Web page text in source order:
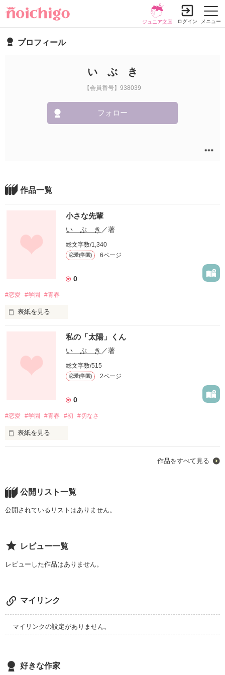
メニュー
ジュニア文庫 ログイン
プロフィール
い ぶ き
【会員番号】938039
フォロー
作品一覧
小さな先輩
い ぶ き ／著
総文字数/1,340
恋愛(学園) 6ページ
0
#恋愛 #学園 #青春
表紙を見る
かわ　ひろと）の学園ラブストーリー。
作品を読む
私の「太陽」くん
い ぶ き ／著
総文字数/515
恋愛(学園) 2ページ
0
#恋愛 #学園 #青春 #初 #切なさ
表紙を見る
作品をすべて見る
公開リスト一覧
公開されているリストはありません。
レビュー一覧
レビューした作品はありません。
マイリンク
マイリンクの設定がありません。
好きな作家